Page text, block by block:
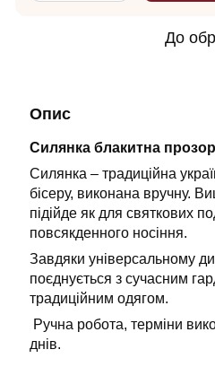
До
Опис
Силянка блакитна
Силянка – традиційна
бісеру, виконана вручну.
підійде як для святкових
повсякденного носіння.
Завдяки універсальному
поєднується з сучасним
традиційним одягом.
Ручна робота, терміни
днів.